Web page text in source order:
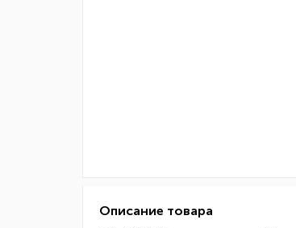
Описание товара